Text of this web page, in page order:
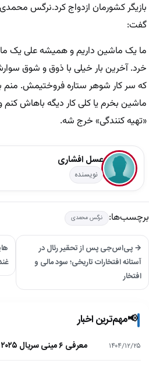
بازیگر کشورمان ازدواج کرد.نرگس
گفت:
ما یک ماشین داریم و همیشه علی یک
خرد. آخرین بار خیلی با ذوق و شوق
که سر کار شوهر ستاره فروختیمش. منم
ماشین بخرم یا کلی کار دیگه باهاش
«تهیه کنندگی» خرج شه.
عسل افشاری
نویسنده
برچسب‌ها: نرگس محمدی
→ پی‌اس‌جی پس از تحقیر رئال در
آستانه افتخارات تاریخی؛ سود مالی و
افتخار
📢مهم‌ترین اخبار
۱۴۰۴/۱۲/۲۵ معرفی ۶ مینی سریال ۲۰۲۵ که نباید از دست بدهید!